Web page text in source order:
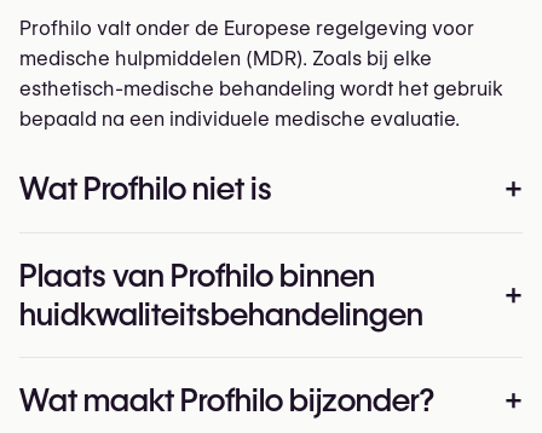
Profhilo valt onder de Europese regelgeving voor
medische hulpmiddelen (MDR). Zoals bij elke
esthetisch-medische behandeling wordt het gebruik
bepaald na een individuele medische evaluatie.
Wat Profhilo niet is +
verandert geen contouren.
Geen oppervlakkige skinbooster: traditionele
skinboosters bestaan uit vele kleine injecties vlak
dieper gelegen punten voor een gelijkmatige
Plaats van Profhilo binnen
huidkwaliteitsbehandelingen
+
drie groepen worden verdeeld:
Wat maakt Profhilo bijzonder? +